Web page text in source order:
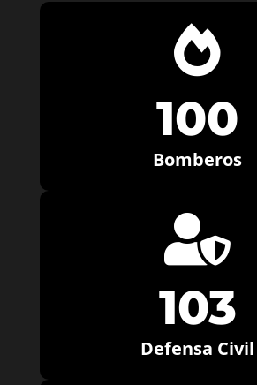

100
Bomberos

103
Defensa Civil